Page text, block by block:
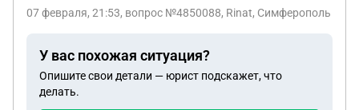
узнаю, что ещё в 1997 году родители жили в
Российской Федерации. То есть и мама, и папа
стали гражданами РФ. · В 2026 году узнал, что на
момент моего рождения у родителей уже было
07 февраля, 21:53, вопрос №4850088, Rinat, Симферополь
У вас похожая ситуация?
Опишите свои детали — юрист подскажет, что
делать.